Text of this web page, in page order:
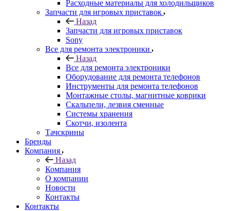
Расходные материалы для холодильщиков
Запчасти для игровых приставок
Назад
Запчасти для игровых приставок
Sony
Все для ремонта электроники
Назад
Все для ремонта электроники
Оборудование для ремонта телефонов
Инструменты для ремонта телефонов
Монтажные столы, магнитные коврики
Скальпели, лезвия сменные
Системы хранения
Скотчи, изолента
Тачскрины
Бренды
Компания
Назад
Компания
О компании
Новости
Контакты
Контакты